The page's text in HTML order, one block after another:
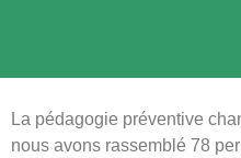
La pédagogie préventive
nous avons rassemblé 78